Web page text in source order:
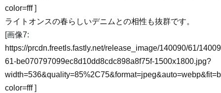
color=fff]
ライトオンスの春らしいデニムとの相性も抜群です。
[画像7:
https://prcdn.freetls.fastly.net/release_image/140090/61/
61-be070797099ec8d10dd8cdc898a8f75f-1500x1800.jpg?
color=fff]